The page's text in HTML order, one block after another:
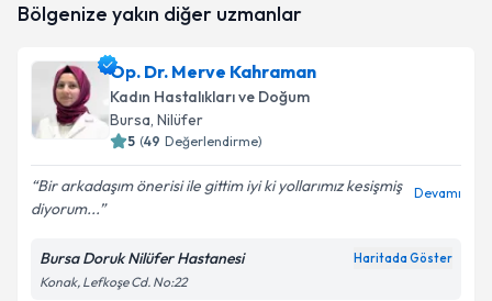
talebi oluşturun. Size bu uzmandan randevu almanız
bilgilendireceğiz.
E-posta Adresiniz
kapsamda işlenmesini kabul ediyorum.
Bölgenize yakın diğer uzmanlar
Op. Dr. Merve Kahraman
Kadın Hastalıkları ve Doğum
Bursa, Nilüfer
5 (49 Değerlendirme)
Bir arkadaşım önerisi ile gittim iyi ki yollarımız kesişmiş
diyorum...
Devamı
Bursa Doruk Nilüfer Hastanesi Haritada Göster
Konak, Lefkoşe Cd. No:22